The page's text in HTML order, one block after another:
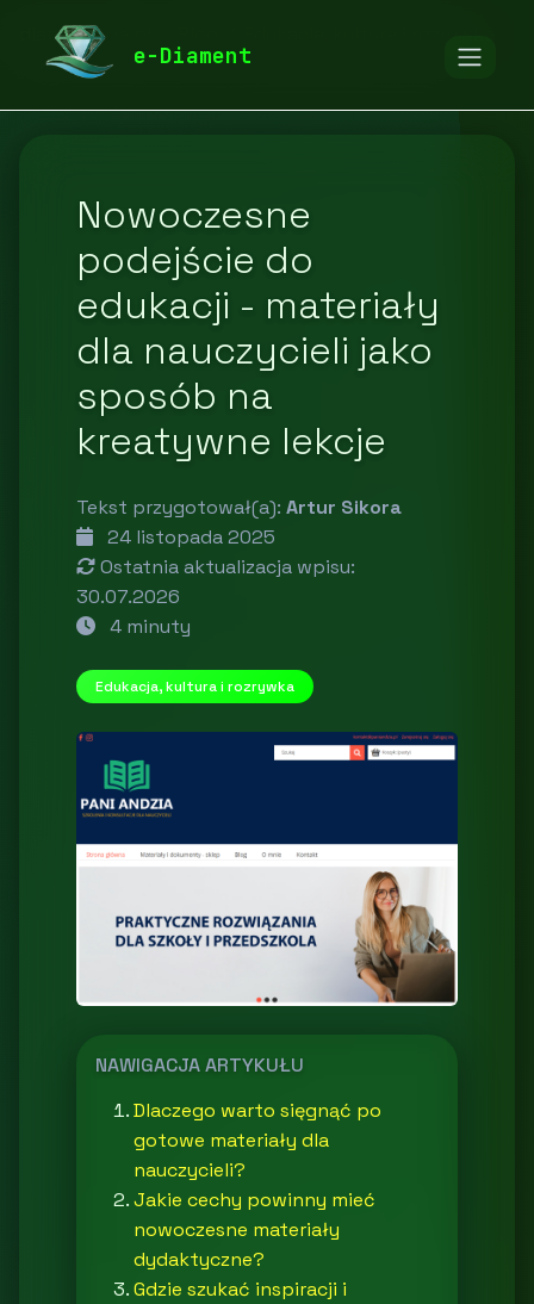
e-Diament
diamentspa.pl
Nowoczesne
podejście do
edukacji - materiały
dla nauczycieli jako
sposób na
kreatywne lekcje
Tekst przygotował(a): Artur Sikora
24 listopada 2025
Ostatnia aktualizacja wpisu:
30.07.2026
4 minuty
Edukacja, kultura i rozrywka
NAWIGACJA ARTYKUŁU
Dlaczego warto sięgnąć po
gotowe materiały dla
nauczycieli?
Jakie cechy powinny mieć
nowoczesne materiały
dydaktyczne?
Gdzie szukać inspiracji i